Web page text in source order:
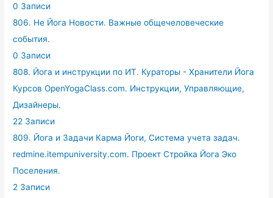
0 Записи
806. Не Йога Новости. Важные общечеловеческие
события.
0 Записи
808. Йога и инструкции по ИТ. Кураторы - Хранители Йога
Курсов OpenYogaClass.com. Инструкции, Управляющие,
Дизайнеры.
22 Записи
809. Йога и Задачи Карма Йоги, Система учета задач.
redmine.itempuniversity.com. Проект Стройка Йога Эко
Поселения.
2 Записи